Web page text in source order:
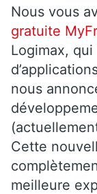
Nous vous
gratuite
Logimax,
nous
Cette
meilleure